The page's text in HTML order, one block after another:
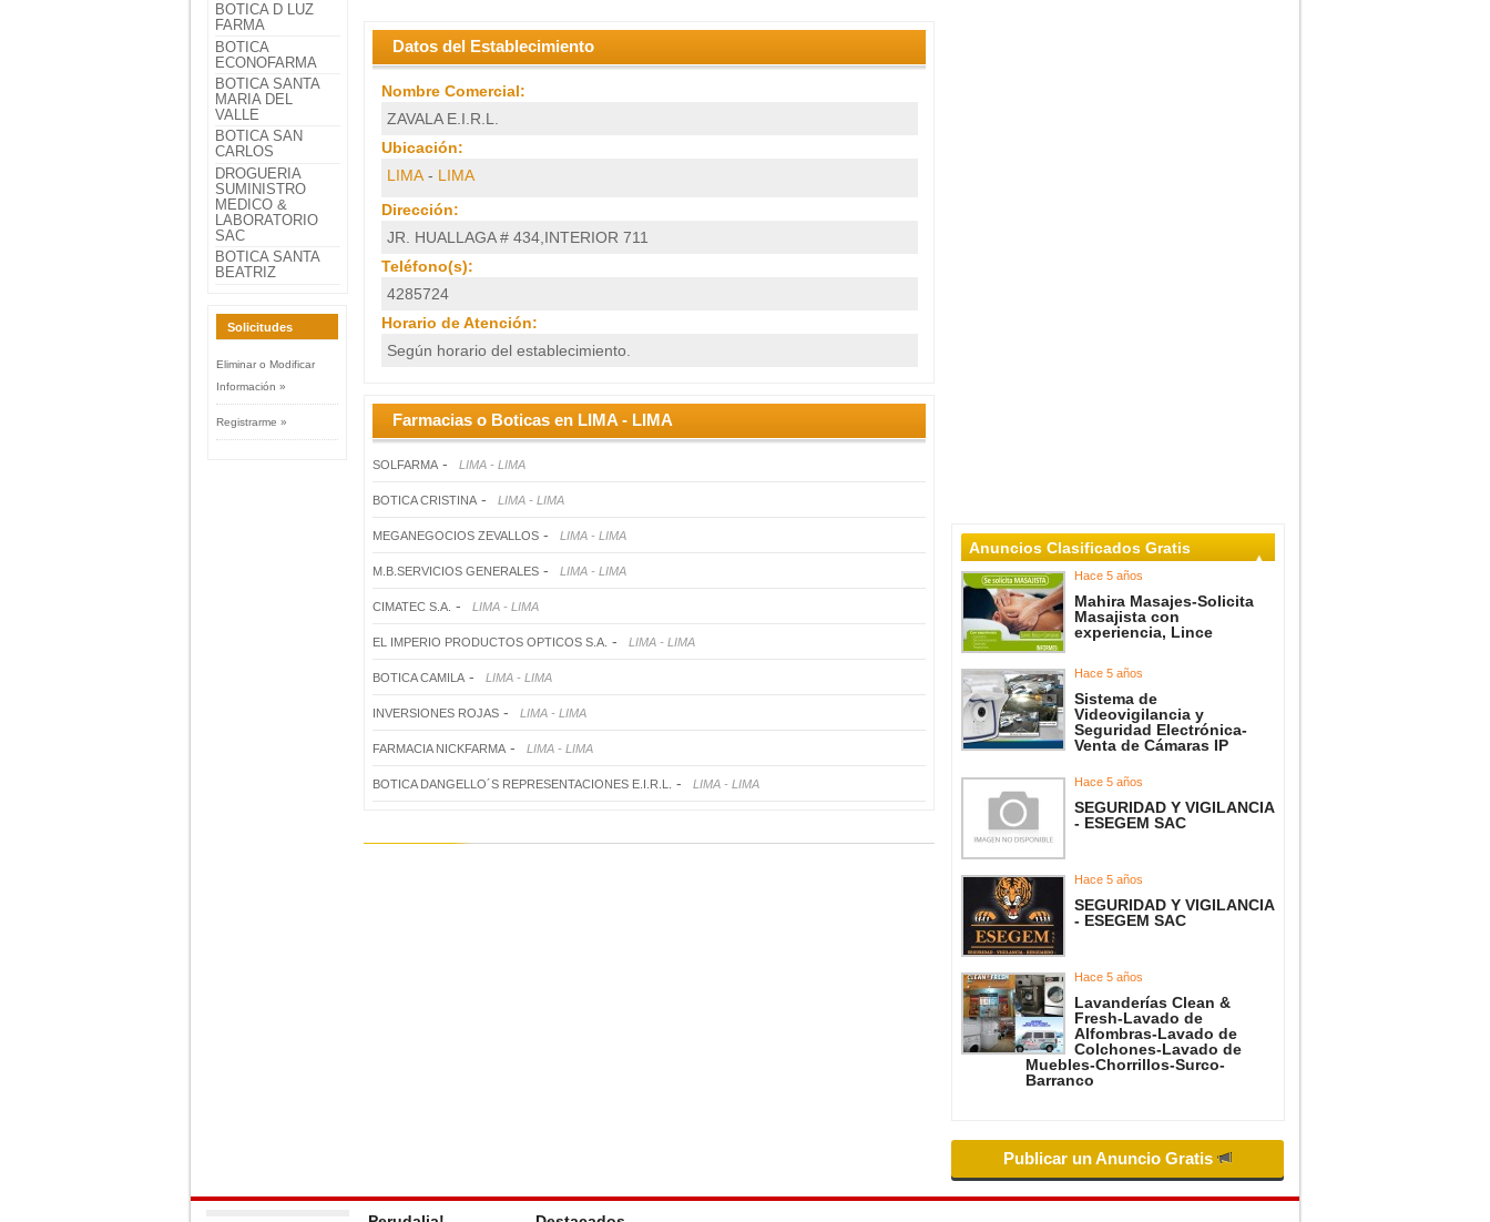
BOTICA D LUZ
FARMA
BOTICA
ECONOFARMA
BOTICA SANTA
MARIA DEL
VALLE
BOTICA SAN
CARLOS
DROGUERIA
SUMINISTRO
MEDICO &
LABORATORIO
SAC
BOTICA SANTA
BEATRIZ
Solicitudes
Eliminar o Modificar
Información »
Registrarme »
Datos del Establecimiento
Nombre Comercial:
ZAVALA E.I.R.L.
Ubicación:
LIMA- LIMA
Dirección:
JR. HUALLAGA # 434,INTERIOR 711
Teléfono(s):
4285724
Horario de Atención:
Según horario del establecimiento.
Farmacias o Boticas en LIMA - LIMA
SOLFARMA - LIMA - LIMA
BOTICA CRISTINA - LIMA - LIMA
MEGANEGOCIOS ZEVALLOS - LIMA - LIMA
M.B.SERVICIOS GENERALES - LIMA - LIMA
CIMATEC S.A. - LIMA - LIMA
EL IMPERIO PRODUCTOS OPTICOS S.A. - LIMA - LIMA
BOTICA CAMILA - LIMA - LIMA
INVERSIONES ROJAS - LIMA - LIMA
FARMACIA NICKFARMA - LIMA - LIMA
BOTICA DANGELLO´S REPRESENTACIONES E.I.R.L. - LIMA - LIMA
Anuncios Clasificados Gratis
Hace 5 años
Mahira Masajes-Solicita
Masajista con
experiencia, Lince
Hace 5 años
Sistema de
Videovigilancia y
Seguridad Electrónica-
Venta de Cámaras IP
Hace 5 años
SEGURIDAD Y VIGILANCIA
- ESEGEM SAC
Hace 5 años
SEGURIDAD Y VIGILANCIA
- ESEGEM SAC
Hace 5 años
Lavanderías Clean &
Fresh-Lavado de
Alfombras-Lavado de
Colchones-Lavado de
Muebles-Chorrillos-Surco-
Barranco
Publicar un Anuncio Gratis